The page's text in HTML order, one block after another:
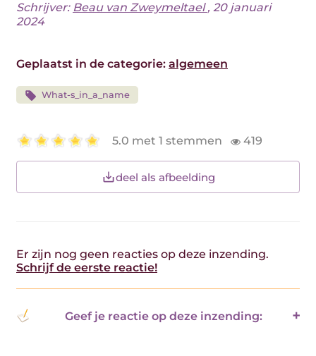
Schrijver: Beau van Zweymeltael, 20 januari
2024
Geplaatst in de categorie: algemeen
What-s_in_a_name
5.0 met 1 stemmen 419
deel als afbeelding
Er zijn nog geen reacties op deze inzending.
Schrijf de eerste reactie!
Geef je reactie op deze inzending: